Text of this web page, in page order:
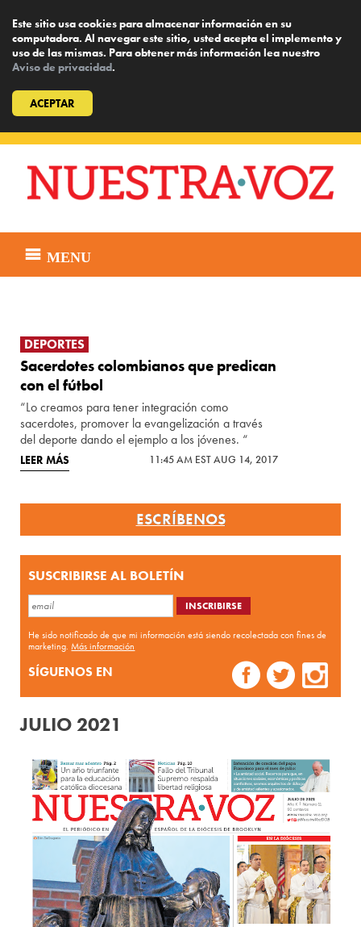
Este sitio usa cookies para almacenar información en su
computadora. Al navegar este sitio, usted acepta el implemento y
uso de las mismas. Para obtener más información lea nuestro
Aviso de privacidad.
ACEPTAR
content
MENU
DEPORTES
Sacerdotes colombianos que predican
con el fútbol
“Lo creamos para tener integración como
sacerdotes, promover la evangelización a través
del deporte dando el ejemplo a los jóvenes. “
LEER MÁS 11:45 AM EST AUG 14, 2017
ESCRÍBENOS
SUSCRIBIRSE AL BOLETÍN
He sido notificado de que mi información está siendo recolectada con fines de
marketing.Más información
SÍGUENOS EN
JULIO 2021